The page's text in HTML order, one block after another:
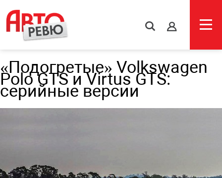
s
«Подогретые» Volkswagen
Polo GTS и Virtus GTS:
серийные версии